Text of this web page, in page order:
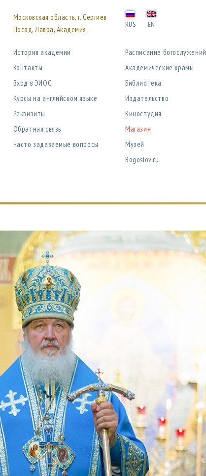
Московская область, г. Сергиев
Посад, Лавра, Академия
RUS EN
История академии
Контакты
Вход в ЭИОС
Курсы на английском языке
Реквизиты
Обратная связь
Часто задаваемые вопросы
Расписание богослужений
Академические храмы
Библиотека
Издательство
Киностудия
Магазин
Музей
Bogoslov.ru